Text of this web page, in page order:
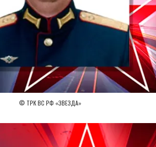
© ТРК ВС РФ «ЗВЕЗДА»